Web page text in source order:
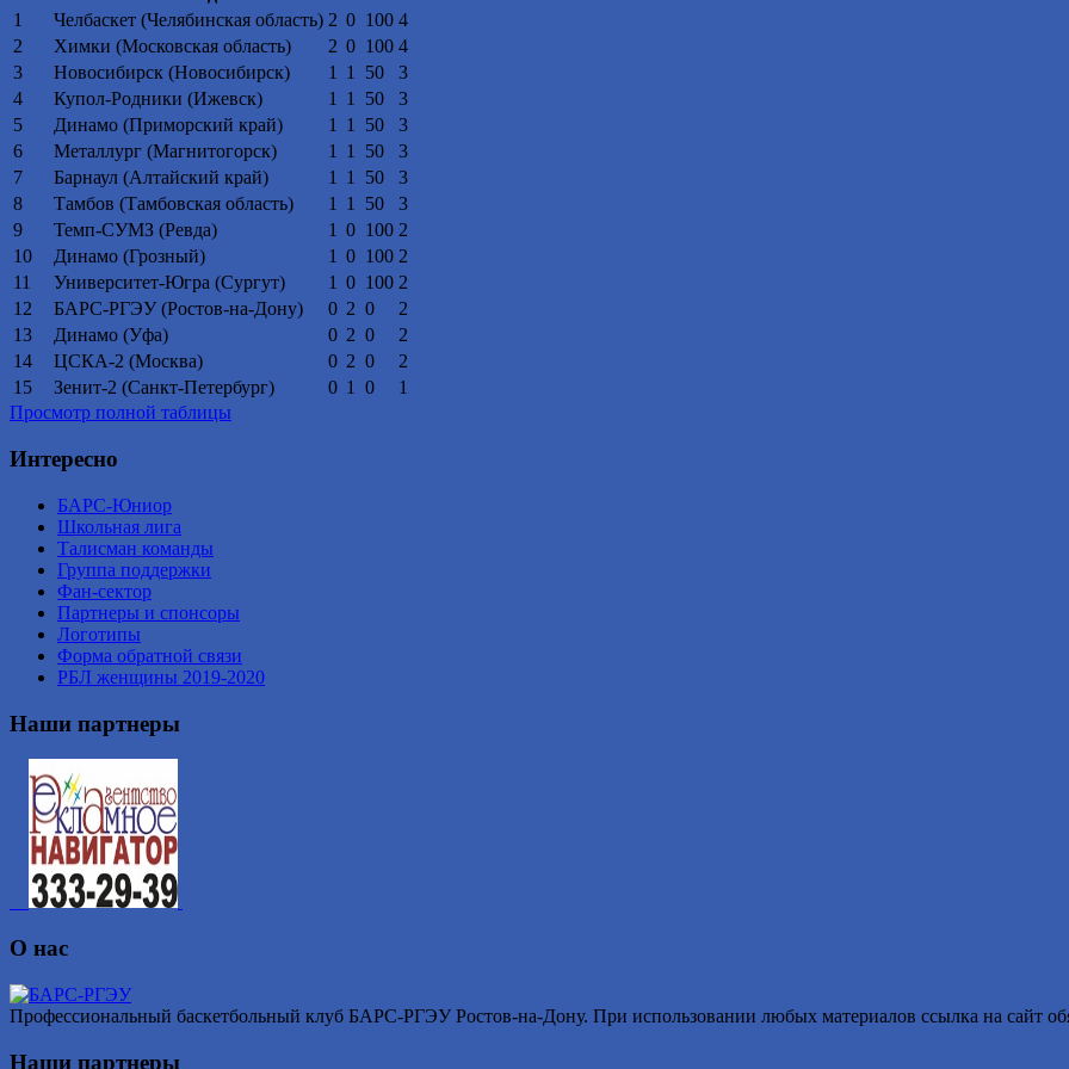
1
Челбаскет (Челябинская область) 2 0 100 4
2
Химки (Московская область) 2 0 100 4
3
Новосибирск (Новосибирск) 1 1 50
3
4
Купол-Родники (Ижевск) 1 1 50
3
5
Динамо (Приморский край) 1 1 50
3
6
Металлург (Магнитогорск) 1 1 50
3
7
Барнаул (Алтайский край) 1 1 50
3
8
Тамбов (Тамбовская область) 1 1 50
3
9
Темп-СУМЗ (Ревда) 1 0 100 2
10
Динамо (Грозный) 1 0 100 2
11
Университет-Югра (Сургут) 1 0 100 2
12
БАРС-РГЭУ (Ростов-на-Дону) 0 2 0
2
13
Динамо (Уфа) 0 2 0
2
14
ЦСКА-2 (Москва) 0 2 0
2
15
Зенит-2 (Санкт-Петербург) 0 1 0
1
Просмотр полной таблицы
Интересно
БАРС-Юниор
Школьная лига
Талисман команды
Группа поддержки
Фан-сектор
Партнеры и спонсоры
Логотипы
Форма обратной связи
РБЛ женщины 2019-2020
Наши партнеры
О нас
Профессиональный баскетбольный клуб БАРС-РГЭУ Ростов-на-Дону. При использовании любых материалов ссылка на сайт
Наши партнеры